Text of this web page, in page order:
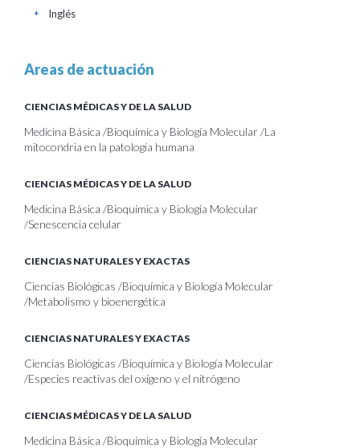
Inglés
+
Areas de actuación
CIENCIAS MÉDICAS Y DE LA SALUD
Medicina Básica /Bioquímica y Biología Molecular /La
mitocondria en la patología humana
CIENCIAS MÉDICAS Y DE LA SALUD
Medicina Básica /Bioquímica y Biología Molecular
/Senescencia celular
CIENCIAS NATURALES Y EXACTAS
Ciencias Biológicas /Bioquímica y Biología Molecular
/Metabolismo y bioenergética
CIENCIAS NATURALES Y EXACTAS
Ciencias Biológicas /Bioquímica y Biología Molecular
/Especies reactivas del oxígeno y el nitrógeno
CIENCIAS MÉDICAS Y DE LA SALUD
Medicina Básica /Bioquímica y Biología Molecular